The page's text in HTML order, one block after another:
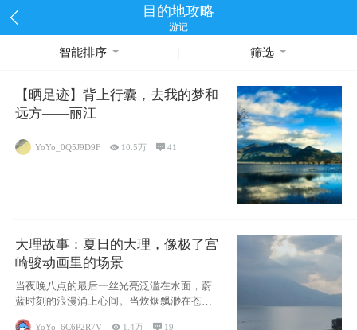
目的地攻略
游记
智能排序 筛选
【晒足迹】背上行囊，去我的梦和
远方——丽江
YoYo_0Q5J9D9F  10.5万 41
大理故事：夏日的大理，像极了宫
崎骏动画里的场景
当夜晚八点的最后一丝光亮泛滥在水面，蔚
蓝时刻的浪漫涌上心间。当炊烟飘渺在苍山
YoYo_6C6P2R7V  1.4万  19